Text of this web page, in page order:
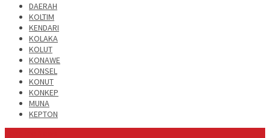
DAERAH
KOLTIM
KENDARI
KOLAKA
KOLUT
KONAWE
KONSEL
KONUT
KONKEP
MUNA
KEPTON